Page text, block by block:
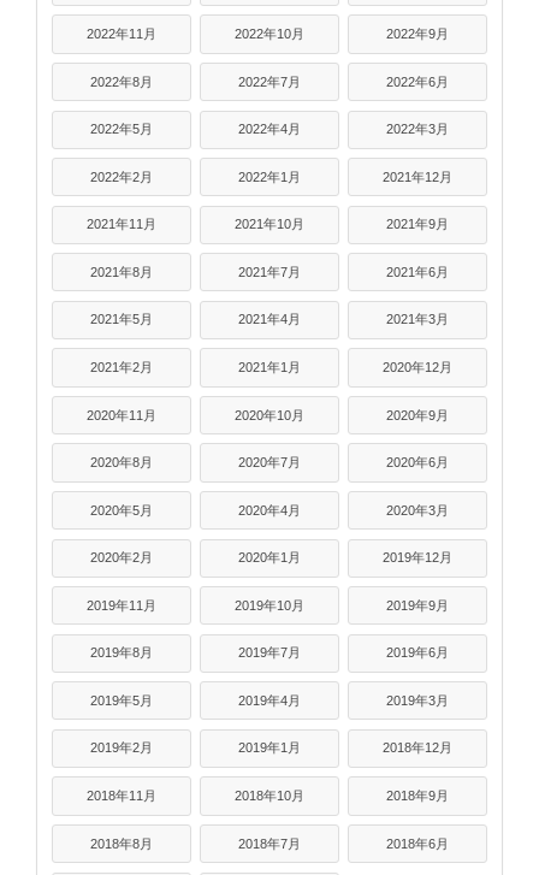
2022年11月 2022年10月 2022年9月
2022年8月 2022年7月 2022年6月
2022年5月 2022年4月 2022年3月
2022年2月 2022年1月 2021年12月
2021年11月 2021年10月 2021年9月
2021年8月 2021年7月 2021年6月
2021年5月 2021年4月 2021年3月
2021年2月 2021年1月 2020年12月
2020年11月 2020年10月 2020年9月
2020年8月 2020年7月 2020年6月
2020年5月 2020年4月 2020年3月
2020年2月 2020年1月 2019年12月
2019年11月 2019年10月 2019年9月
2019年8月 2019年7月 2019年6月
2019年5月 2019年4月 2019年3月
2019年2月 2019年1月 2018年12月
2018年11月 2018年10月 2018年9月
2018年8月 2018年7月 2018年6月